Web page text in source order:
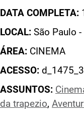
DATA COMPLETA:
LOCAL: São Paulo -
ÁREA: CINEMA
ACESSO:
ASSUNTOS:
da trapezio,